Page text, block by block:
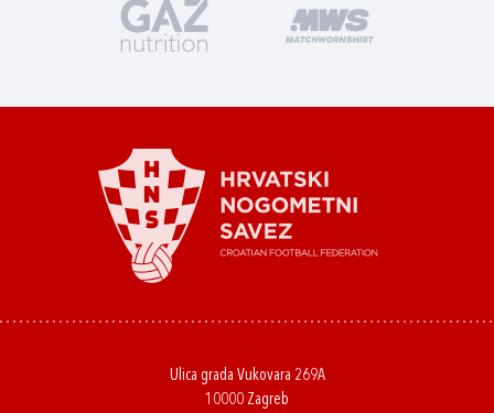
Ulica grada Vukovara 269A
10000 Zagreb